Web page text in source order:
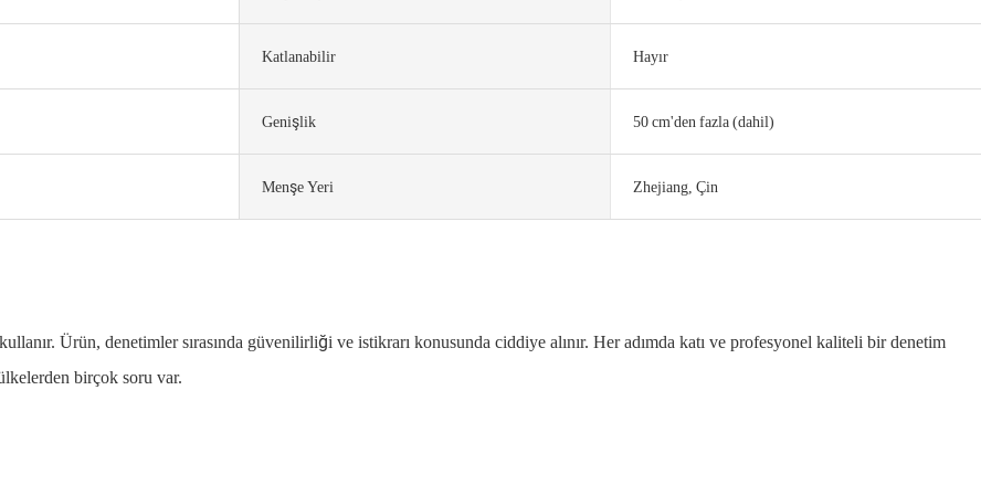
Katlanabilir Hayır
Genişlik 50 cm'den fazla (dahil)
Menşe Yeri Zhejiang, Çin
Ürün, denetimler sırasında güvenilirliği ve istikrarı konusunda ciddiye alınır. Her adımda katı ve profesyonel kaliteli bir denetim
birçok soru var.